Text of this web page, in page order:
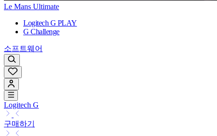
Le Mans Ultimate
Logitech G PLAY
G Challenge
소프트웨어
Logitech G
구매하기